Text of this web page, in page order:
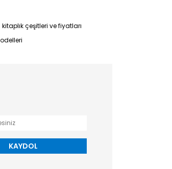
kitaplık çeşitleri ve fiyatları
KAYDOL